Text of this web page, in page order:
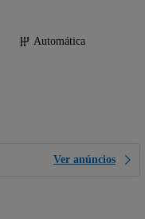
Automática
Ver anúncios